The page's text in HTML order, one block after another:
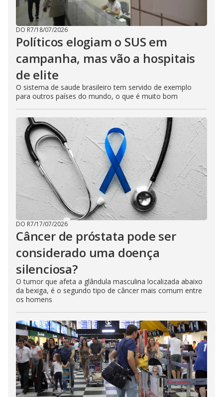
DO R7/18/07/2026
Políticos elogiam o SUS em
campanha, mas vão a hospitais
de elite
O sistema de saude brasileiro tem servido de exemplo
para outros países do mundo, o que é muito bom
DO R7/17/07/2026
Câncer de próstata pode ser
considerado uma doença
silenciosa?
O tumor que afeta a glândula masculina localizada abaixo
da bexiga, é o segundo tipo de câncer mais comum entre
os homens